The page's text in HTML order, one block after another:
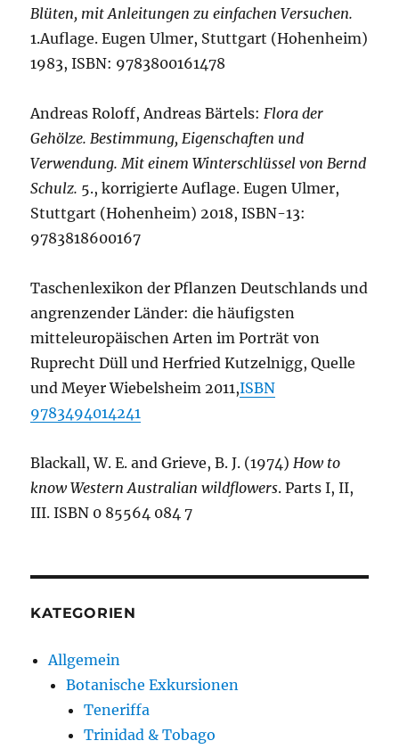
Blüten, mit Anleitungen zu einfachen Versuchen.
1.Auflage. Eugen Ulmer, Stuttgart (Hohenheim)
1983, ISBN: 9783800161478
Andreas Roloff, Andreas Bärtels: Flora der
Gehölze. Bestimmung, Eigenschaften und
Verwendung. Mit einem Winterschlüssel von Bernd
Schulz. 5., korrigierte Auflage. Eugen Ulmer,
Stuttgart (Hohenheim) 2018, ISBN-13:
9783818600167
Taschenlexikon der Pflanzen Deutschlands und
angrenzender Länder: die häufigsten
mitteleuropäischen Arten im Porträt von
Ruprecht Düll und Herfried Kutzelnigg, Quelle
und Meyer Wiebelsheim 2011,ISBN
9783494014241
Blackall, W. E. and Grieve, B. J. (1974) How to
know Western Australian wildflowers. Parts I, II,
III. ISBN 0 85564 084 7
KATEGORIEN
Allgemein
Botanische Exkursionen
Teneriffa
Trinidad & Tobago